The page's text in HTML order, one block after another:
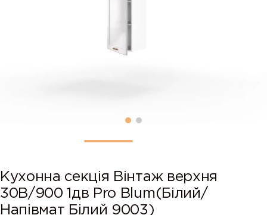
Кухонна секція Вінтаж верхня
30В/900 1дв Pro Blum(Білий/
Напівмат Білий 9003)